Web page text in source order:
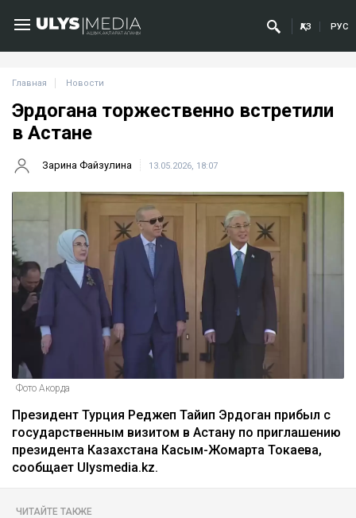
ҚАЗ РУС
Главная Новости
Эрдогана торжественно встретили
в Астане
Зарина Файзулина 13.05.2026, 18:07
Фото Акорда
Президент Турция Реджеп Тайип Эрдоган прибыл с
государственным визитом в Астану по приглашению
президента Казахстана Касым-Жомарта Токаева,
сообщает Ulysmedia.kz.
ЧИТАЙТЕ ТАКЖЕ